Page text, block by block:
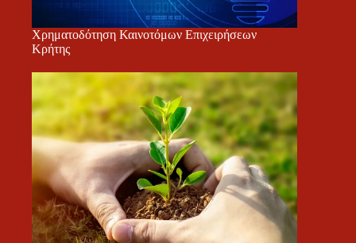
Χρηματοδότηση Καινοτόμων Επιχειρήσεων
Κρήτης